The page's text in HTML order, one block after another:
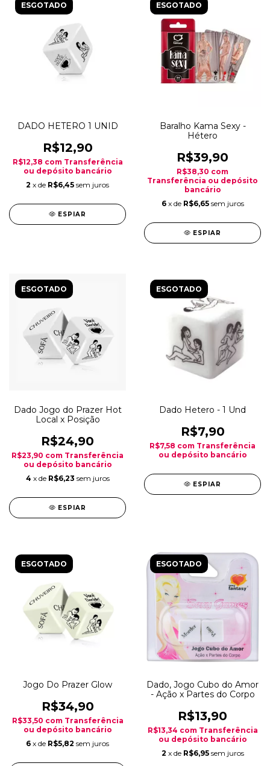
ESGOTADO
DADO HETERO 1 UNID
R$12,90
R$12,38 com Transferência
ou depósito bancário
2 x de R$6,45 sem juros
ESPIAR
ESGOTADO
Baralho Kama Sexy -
Hétero
R$39,90
R$38,30 com
Transferência ou depósito
bancário
6 x de R$6,65 sem juros
ESPIAR
ESGOTADO
Dado Jogo do Prazer Hot
Local x Posição
R$24,90
R$23,90 com Transferência
ou depósito bancário
4 x de R$6,23 sem juros
ESPIAR
ESGOTADO
Dado Hetero - 1 Und
R$7,90
R$7,58 com Transferência
ou depósito bancário
ESPIAR
ESGOTADO
Jogo Do Prazer Glow
R$34,90
R$33,50 com Transferência
ou depósito bancário
6 x de R$5,82 sem juros
ESGOTADO
Dado, Jogo Cubo do Amor
- Ação x Partes do Corpo
R$13,90
R$13,34 com Transferência
ou depósito bancário
2 x de R$6,95 sem juros